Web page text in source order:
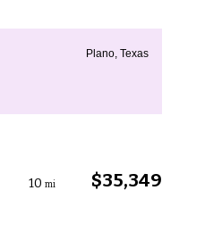
Plano, Texas
$35,349
10 mi